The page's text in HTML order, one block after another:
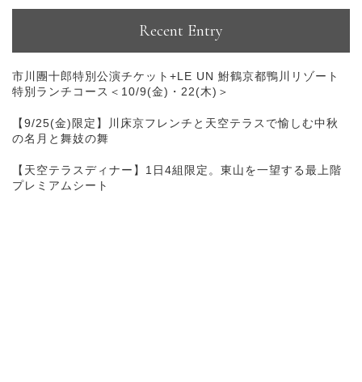
Recent Entry
市川團十郎特別公演チケット+LE UN 鮒鶴京都鴨川リゾート
特別ランチコース＜10/9(金)・22(木)＞
【9/25(金)限定】川床京フレンチと天空テラスで愉しむ中秋
の名月と舞妓の舞
【天空テラスディナー】1日4組限定。東山を一望する最上階
プレミアムシート